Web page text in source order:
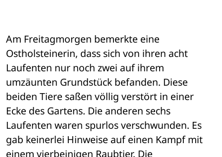
Am Freitagmorgen bemerkte eine
Ostholsteinerin, dass sich von ihren acht
Laufenten nur noch zwei auf ihrem
umzäunten Grundstück befanden. Diese
beiden Tiere saßen völlig verstört in einer
Ecke des Gartens. Die anderen sechs
Laufenten waren spurlos verschwunden. Es
gab keinerlei Hinweise auf einen Kampf mit
einem vierbeinigen Raubtier. Die